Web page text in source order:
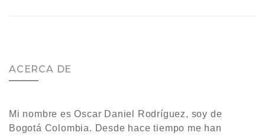
ACERCA DE
Mi nombre es Oscar Daniel Rodríguez, soy de
Bogotá Colombia. Desde hace tiempo me han